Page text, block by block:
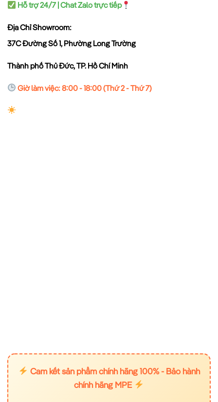
Hỗ trợ 24/7 | Chat Zalo trực tiếp
Địa Chỉ Showroom:
37C Đường Số 1, Phường Long Trường
Thành phố Thủ Đức, TP. Hồ Chí Minh
Giờ làm việc: 8:00 - 18:00 (Thứ 2 - Thứ 7)
Cam kết sản phẩm chính hãng 100% - Bảo hành
chính hãng MPE